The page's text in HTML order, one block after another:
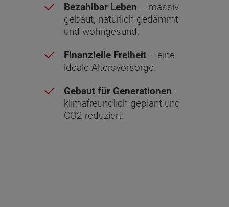
Bezahlbar Leben – massiv
gebaut, natürlich gedämmt
und wohngesund.
Finanzielle Freiheit – eine
ideale Altersvorsorge.
Gebaut für Generationen –
klimafreundlich geplant und
CO2-reduziert.